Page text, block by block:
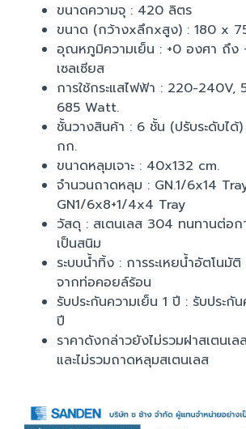
ขนาดความจุ : 420 ลิตร
ขนาด (กว้างxลึกxสูง) : 180 x
อุณหภูมิความเย็น : +0 องศา ถึง
เซลเซียส
การใช้กระแสไฟฟ้า : 220-240V,
685 Watt.
ชั้นวางสินค้า : 6 ชั้น (ปรับระดับได้
กก.
ขนาดหลุมเจาะ : 40x132 cm.
จำนวนถาดหลุม : GN.1/6x14
GN1/6x8+1/4x4 Tray
วัสดุ : สเตนเลส 304 ทนทานต่อก
เป็นสนิม
ระบบน้ำทิ้ง : การระเหยน้ำอัตโนมั
จากท่อคอยล์ร้อน
รับประกันความเย็น 1 ปี : รับประกัน
ปี
ราคาดังกล่าวยังไม่รวมฝาสเตนเ
และไม่รวมถาดหลุมสเตนเลส